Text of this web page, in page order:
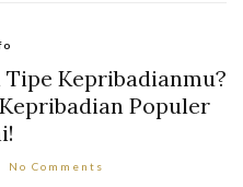
Kepribadianmu?
Populer
No Comments